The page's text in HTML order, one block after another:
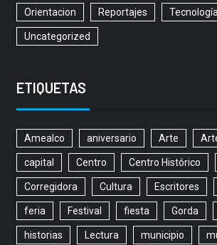
Orientacion Reportajes Tecnología
Uncategorized
ETIQUETAS
Amealco aniversario Arte
capital Centro Centro Histórico
Corregidora Cultura Escritores
feria Festival fiesta Gorda
historias Lectura municipio